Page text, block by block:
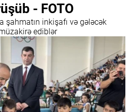
- FOTO
şahmatın inkişafı və gələcək
ediblər